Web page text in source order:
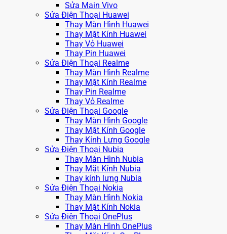
Sửa Main Vivo
Sửa Điện Thoại Huawei
Thay Màn Hình Huawei
Thay Mặt Kính Huawei
Thay Vỏ Huawei
Thay Pin Huawei
Sửa Điện Thoại Realme
Thay Màn Hình Realme
Thay Mặt Kính Realme
Thay Pin Realme
Thay Vỏ Realme
Sửa Điện Thoại Google
Thay Màn Hình Google
Thay Mặt Kính Google
Thay Kính Lưng Google
Sửa Điện Thoại Nubia
Thay Màn Hình Nubia
Thay Mặt Kính Nubia
Thay kính lưng Nubia
Sửa Điện Thoại Nokia
Thay Màn Hình Nokia
Thay Mặt Kính Nokia
Sửa Điện Thoại OnePlus
Thay Màn Hình OnePlus